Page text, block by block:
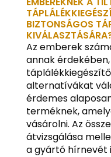
BIZTONSÁGOS
Az emberek
annak
alternatívákat
érdemes
terméknek,
vásárolni. Az
átvizsgálása
a gyártó hírnevét